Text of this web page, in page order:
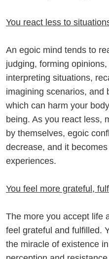
You react less to
An egoic mind tends to
judging, forming
interpreting situations,
imagining scenarios, and
which can harm your
being. As you react less,
by themselves, egoic
decrease, and it
experiences.
You feel more grateful,
The more you accept life
feel grateful and fulfilled.
the miracle of existence